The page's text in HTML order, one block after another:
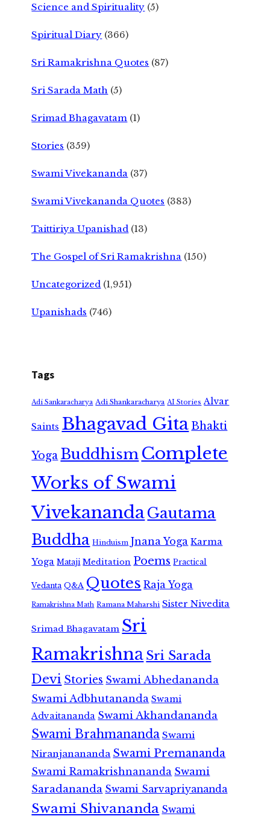
Science and Spirituality (5)
Spiritual Diary (366)
Sri Ramakrishna Quotes (87)
Sri Sarada Math (5)
Srimad Bhagavatam (1)
Stories (359)
Swami Vivekananda (37)
Swami Vivekananda Quotes (383)
Taittiriya Upanishad (13)
The Gospel of Sri Ramakrishna (150)
Uncategorized (1,951)
Upanishads (746)
Tags
Adi Sankaracharya Adi Shankaracharya AI Stories Alvar
Saints Bhagavad GitaBhakti
Yoga Buddhism Complete
Works of Swami
VivekanandaGautama
Buddha Hinduism Jnana Yoga Karma
Yoga Mataji Meditation Poems Practical
Vedanta Q&A Quotes Raja Yoga
Ramakrishna Math Ramana Maharshi Sister Nivedita
Srimad Bhagavatam Sri
RamakrishnaSri Sarada
Devi Stories Swami Abhedananda
Swami Adbhutananda Swami
Advaitananda Swami Akhandananda
Swami Brahmananda Swami
Niranjanananda Swami Premananda
Swami Ramakrishnananda Swami
Saradananda Swami Sarvapriyananda
Swami Shivananda Swami